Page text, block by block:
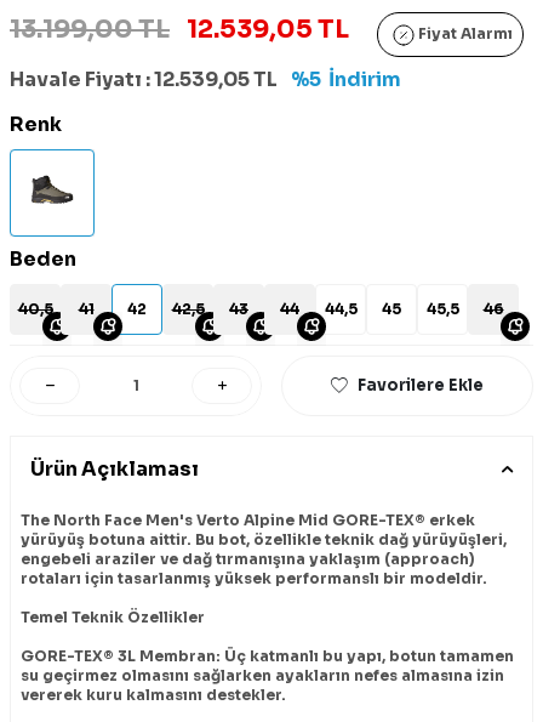
13.199,00 TL 12.539,05 TL Fiyat Alarmı
Havale Fiyatı :12.539,05TL %5 İndirim
Renk
Beden
40,5 41 42 42,5 43 44 44,5 45 45,5 46
Favorilere Ekle
Ürün Açıklaması
The North Face Men's Verto Alpine Mid GORE-TEX® erkek
yürüyüş botuna aittir. Bu bot, özellikle teknik dağ yürüyüşleri,
engebeli araziler ve dağ tırmanışına yaklaşım (approach)
rotaları için tasarlanmış yüksek performanslı bir modeldir.
Temel Teknik Özellikler
GORE-TEX® 3L Membran: Üç katmanlı bu yapı, botun tamamen
su geçirmez olmasını sağlarken ayakların nefes almasına izin
vererek kuru kalmasını destekler.